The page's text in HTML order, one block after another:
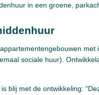
in een groene,
sociale huur).
blij met de ontwikkeling: